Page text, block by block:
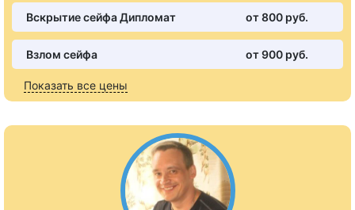
Вскрытие сейфа Дипломат от 800 pуб.
Взлом сейфа от 900 pуб.
Показать все цены